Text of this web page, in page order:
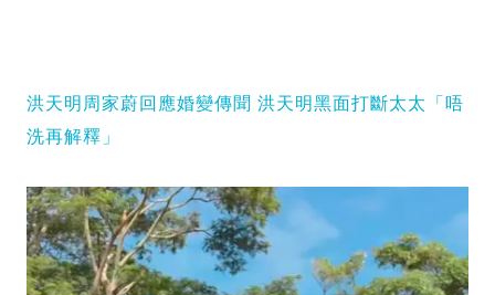
洪天明周家蔚回應婚變傳聞 洪天明黑面打斷太太「唔
洗再解釋」